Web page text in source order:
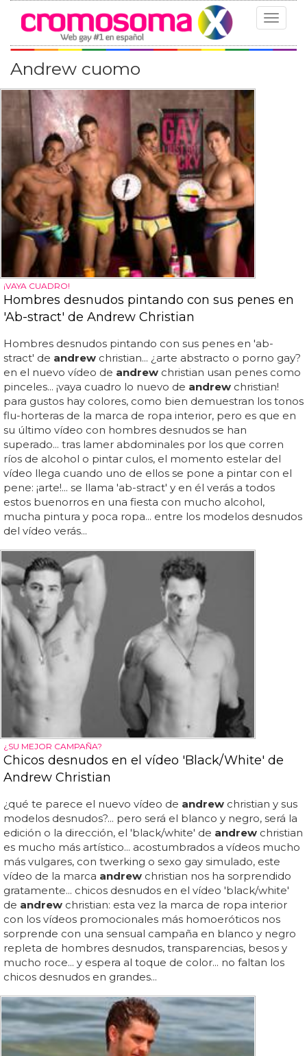
Toggle
Andrew cuomo
¡VAYA CUADRO!
Hombres desnudos pintando con sus penes en
'Ab-stract' de Andrew Christian
Hombres desnudos pintando con sus penes en 'ab-
stract' de andrew christian... ¿arte abstracto o porno gay?
en el nuevo vídeo de andrew christian usan penes como
pinceles... ¡vaya cuadro lo nuevo de andrew christian!
para gustos hay colores, como bien demuestran los tonos
flu-horteras de la marca de ropa interior, pero es que en
su último vídeo con hombres desnudos se han
superado... tras lamer abdominales por los que corren
ríos de alcohol o pintar culos, el momento estelar del
vídeo llega cuando uno de ellos se pone a pintar con el
pene: ¡arte!... se llama 'ab-stract' y en él verás a todos
estos buenorros en una fiesta con mucho alcohol,
mucha pintura y poca ropa... entre los modelos desnudos
del vídeo verás...
¿SU MEJOR CAMPAÑA?
Chicos desnudos en el vídeo 'Black/White' de
Andrew Christian
¿qué te parece el nuevo vídeo de andrew christian y sus
modelos desnudos?... pero será el blanco y negro, será la
edición o la dirección, el 'black/white' de andrew christian
es mucho más artístico... acostumbrados a vídeos mucho
más vulgares, con twerking o sexo gay simulado, este
vídeo de la marca andrew christian nos ha sorprendido
gratamente... chicos desnudos en el vídeo 'black/white'
de andrew christian: esta vez la marca de ropa interior
con los vídeos promocionales más homoeróticos nos
sorprende con una sensual campaña en blanco y negro
repleta de hombres desnudos, transparencias, besos y
mucho roce... y espera al toque de color... no faltan los
chicos desnudos en grandes...